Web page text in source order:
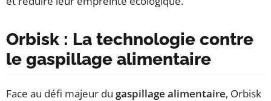
Orbisk : La technologie contre
le gaspillage alimentaire
Face au défi majeur du gaspillage alimentaire, Orbisk